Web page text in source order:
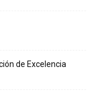
de Excelencia